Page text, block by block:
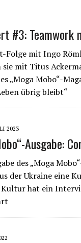
#3: Teamwork
Folge mit Ingo
sie mit Titus
„Moga Mobo“-
übrig bleibt“
2023
Ausgabe:
des „Moga
der Ukraine eine
hat ein